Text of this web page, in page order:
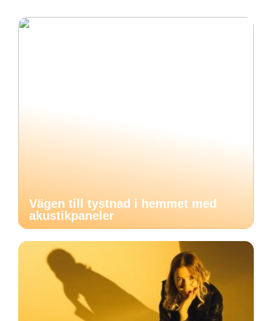
Vägen till tystnad i hemmet med
akustikpaneler